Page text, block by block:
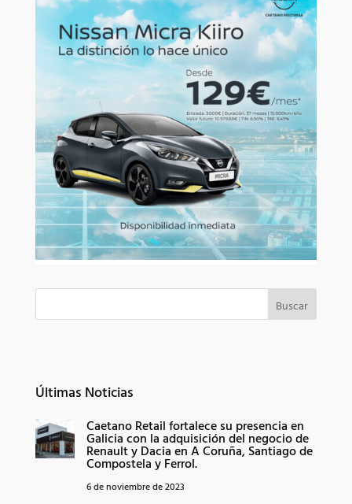
Buscar
Últimas Noticias
Caetano Retail fortalece su presencia en
Galicia con la adquisición del negocio de
Renault y Dacia en A Coruña, Santiago de
Compostela y Ferrol.
6 de noviembre de 2023